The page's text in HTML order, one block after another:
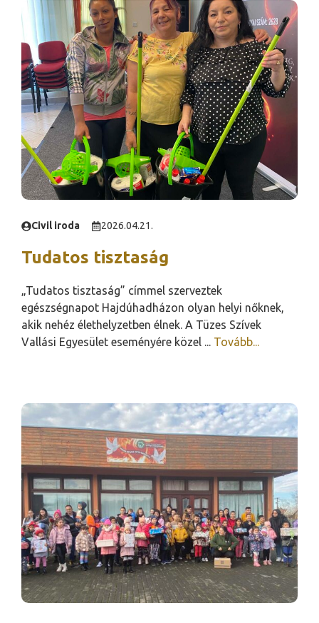
Civil iroda 2026.04.21.
Tudatos tisztaság
„Tudatos tisztaság” címmel szerveztek
egészségnapot Hajdúhadházon olyan helyi nőknek,
akik nehéz élethelyzetben élnek. A Tüzes Szívek
Vallási Egyesület eseményére közel ... Tovább...